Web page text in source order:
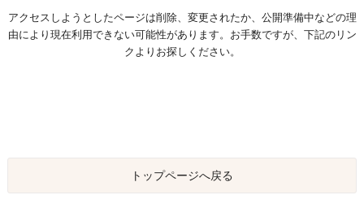
アクセスしようとしたページは削除、変更されたか、公開準備中などの理
由により現在利用できない可能性があります。お手数ですが、下記のリン
クよりお探しください。
トップページへ戻る